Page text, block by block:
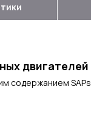
двигателей
содержанием SAPs